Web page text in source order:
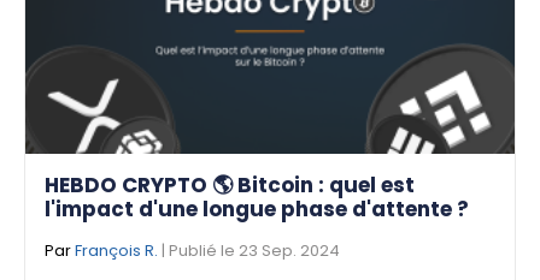
HEBDO CRYPTO 🌎 Bitcoin : quel est
l'impact d'une longue phase d'attente ?
ParFrançois R. | Publié le 23 Sep. 2024